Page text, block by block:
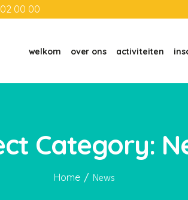
00 00
welkom over ons activiteiten
Category:
Home / News